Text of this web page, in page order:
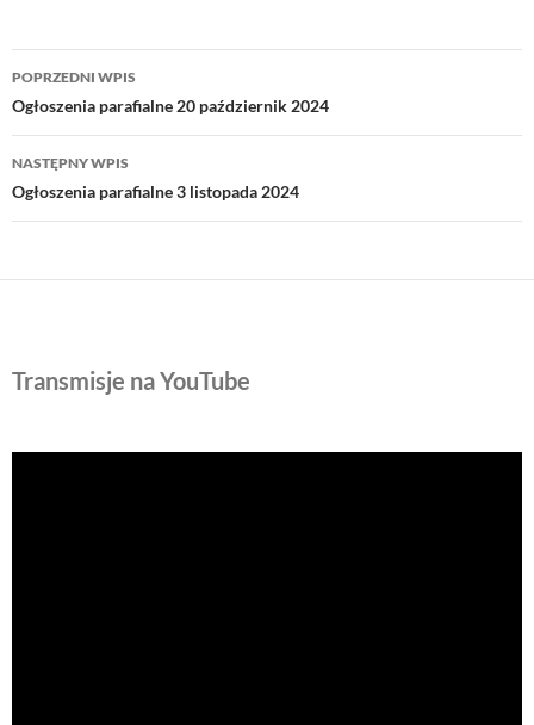
Nawigacja
wpisu
POPRZEDNI WPIS
Ogłoszenia parafialne 20 październik 2024
NASTĘPNY WPIS
Ogłoszenia parafialne 3 listopada 2024
Transmisje na YouTube